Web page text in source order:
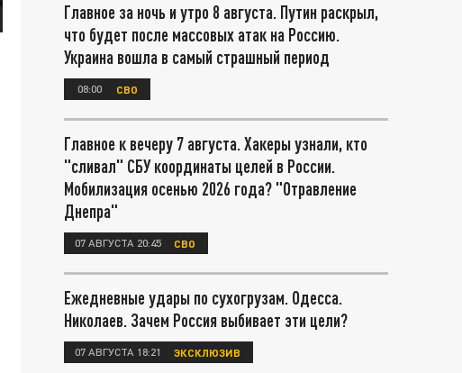
Главное за ночь и утро 8 августа. Путин раскрыл,
что будет после массовых атак на Россию.
Украина вошла в самый страшный период
08:00 СВО
Главное к вечеру 7 августа. Хакеры узнали, кто
"сливал" СБУ координаты целей в России.
Мобилизация осенью 2026 года? "Отравление
Днепра"
07 АВГУСТА 20:45 СВО
Ежедневные удары по сухогрузам. Одесса.
Николаев. Зачем Россия выбивает эти цели?
07 АВГУСТА 18:21 ЭКСКЛЮЗИВ